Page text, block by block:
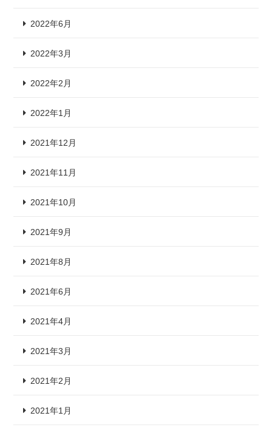
2022年6月
2022年3月
2022年2月
2022年1月
2021年12月
2021年11月
2021年10月
2021年9月
2021年8月
2021年6月
2021年4月
2021年3月
2021年2月
2021年1月